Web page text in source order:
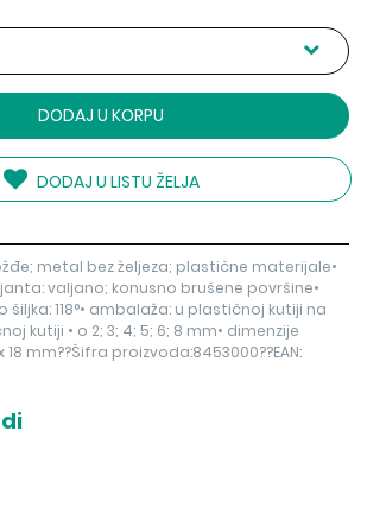
DODAJ U KORPU
DODAJ U LISTU ŽELJA
metal bez željeza; plastične materijale•
valjano; konusno brušene površine•
šiljka: 118°• ambalaža: u plastičnoj kutiji na
kutiji • o 2; 3; 4; 5; 6; 8 mm• dimenzije
18 mm??Šifra proizvoda:8453000??EAN: